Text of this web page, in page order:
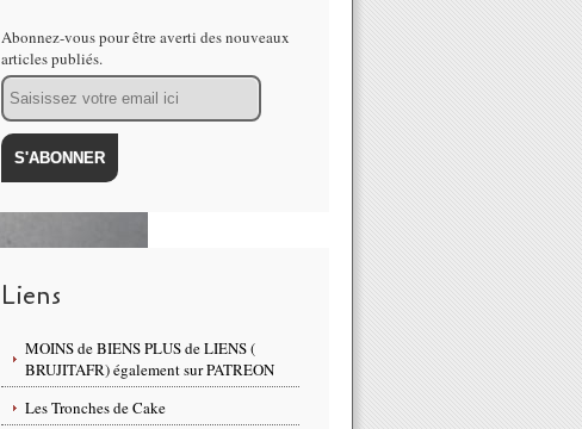
Abonnez-vous pour être averti des nouveaux
articles publiés.
Email
Liens
MOINS de BIENS PLUS de LIENS (
BRUJITAFR) également sur PATREON
Les Tronches de Cake